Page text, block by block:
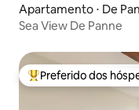
Apartamento ⋅ De
Sea View De Panne
Entre os melhores
Preferido dos